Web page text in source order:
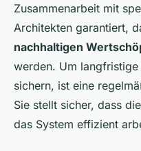
Zusammenarbeit mit
Architekten garantiert,
nachhaltigen
werden. Um langfristige
sichern, ist eine
Sie stellt sicher, dass
das System effizient